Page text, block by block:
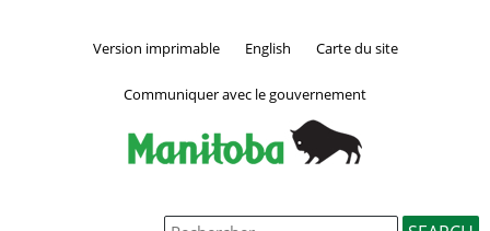
Version imprimable English Carte du site
Communiquer avec le gouvernement